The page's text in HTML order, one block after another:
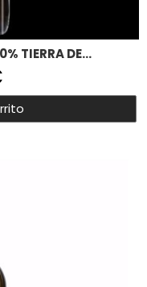
TIERRA DE...